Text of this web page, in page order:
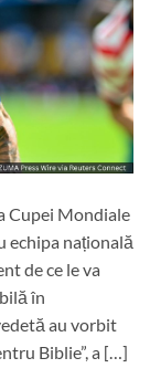
Cupei Mondiale
echipa națională
de ce le va
în
au vorbit
Biblie”, a […]